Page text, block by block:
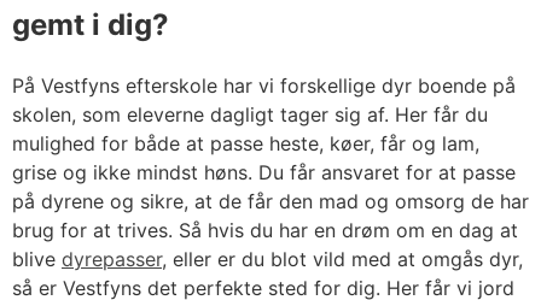
gemt i dig?
På Vestfyns efterskole har vi forskellige dyr boende på
skolen, som eleverne dagligt tager sig af. Her får du
mulighed for både at passe heste, køer, får og lam,
grise og ikke mindst høns. Du får ansvaret for at passe
på dyrene og sikre, at de får den mad og omsorg de har
brug for at trives. Så hvis du har en drøm om en dag at
blive dyrepasser, eller er du blot vild med at omgås dyr,
så er Vestfyns det perfekte sted for dig. Her får vi jord